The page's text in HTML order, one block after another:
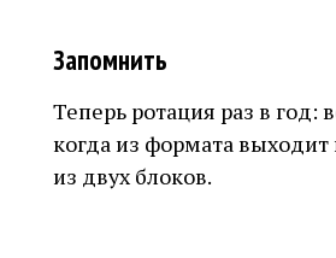
Запомнить
Теперь ротация раз в год:
когда из формата
из двух блоков.